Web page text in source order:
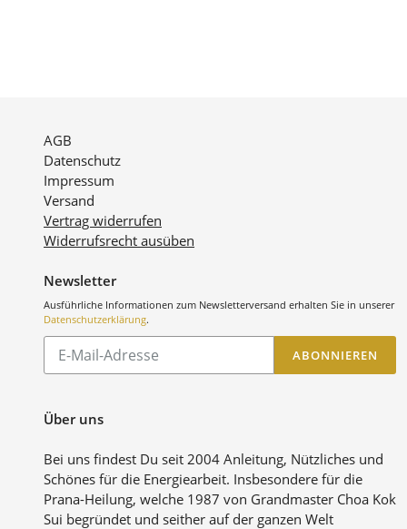
AGB
Datenschutz
Impressum
Versand
Vertrag widerrufen
Widerrufsrecht ausüben
Newsletter
Ausführliche Informationen zum Newsletterversand erhalten Sie in unserer
Datenschutzerklärung.
Abonnieren
unsere
ABONNIEREN
Über uns
Bei uns findest Du seit 2004 Anleitung, Nützliches und
Schönes für die Energiearbeit. Insbesondere für die
Prana-Heilung, welche 1987 von Grandmaster Choa Kok
Sui begründet und seither auf der ganzen Welt